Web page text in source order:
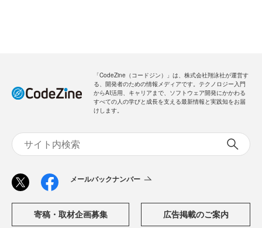
「CodeZine（コードジン）」は、株式会社翔泳社が運営す
る、開発者のための情報メディアです。テクノロジー入門
からAI活用、キャリアまで、ソフトウェア開発にかかわる
すべての人の学びと成長を支える最新情報と実践知をお届
けします。
メールバックナンバー
寄稿・取材企画募集 広告掲載のご案内